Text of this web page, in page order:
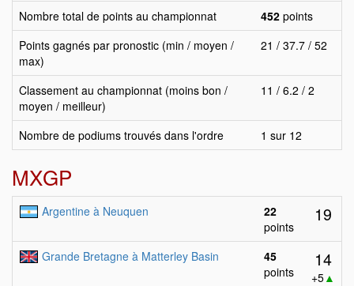
Nombre total de points au championnat 452 points
Points gagnés par pronostic (min / moyen /
max)
21 / 37.7 / 52
Classement au championnat (moins bon /
moyen / meilleur)
11 / 6.2 / 2
Nombre de podiums trouvés dans l'ordre 1 sur 12
MXGP
Argentine à Neuquen
22
points
19
Grande Bretagne à Matterley Basin
45
points
14
+5▲